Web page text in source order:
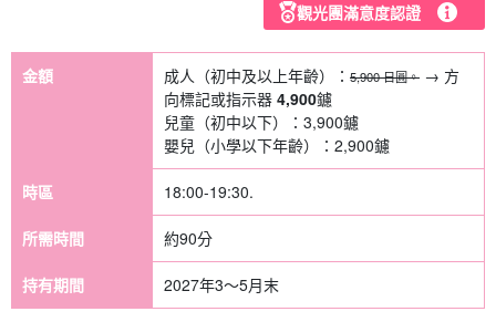
觀光團滿意度認證
金額 成人（初中及以上年齡）： 5,900 日圓。 → 方
向標記或指示器 4,900鑢
兒童（初中以下）： 3,900鑢
嬰兒（小學以下年齡）： 2,900鑢
時區 18:00-19:30.
所需時間 約90分
持有期間 2027年3～5月末